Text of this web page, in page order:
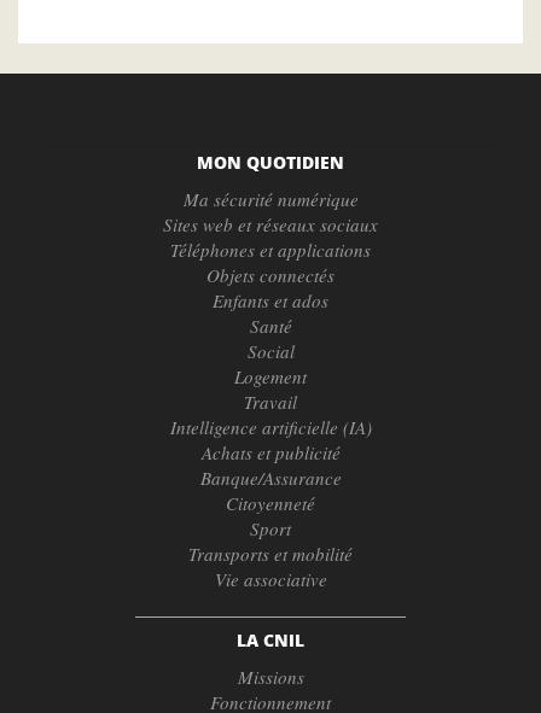
MON QUOTIDIEN
Ma sécurité numérique
Sites web et réseaux sociaux
Téléphones et applications
Objets connectés
Enfants et ados
Santé
Social
Logement
Travail
Intelligence artificielle (IA)
Achats et publicité
Banque/Assurance
Citoyenneté
Sport
Transports et mobilité
Vie associative
LA CNIL
Missions
Fonctionnement